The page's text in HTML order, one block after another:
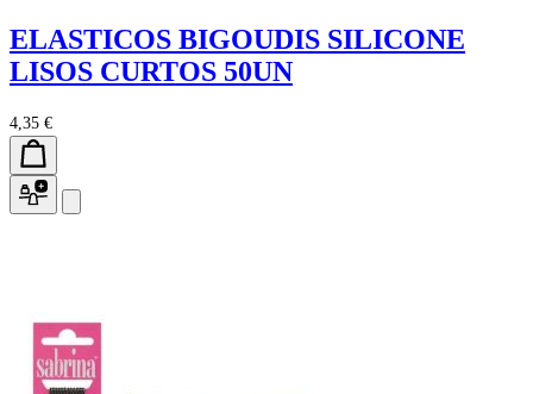
ELASTICOS BIGOUDIS SILICONE
LISOS CURTOS 50UN
4,35 €